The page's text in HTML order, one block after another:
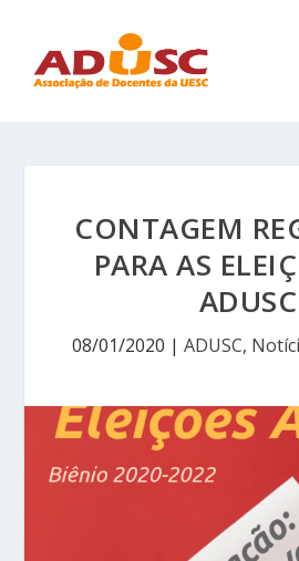
CONTAGEM
PARA AS
ADUSC
08/01/2020 | ADUSC,